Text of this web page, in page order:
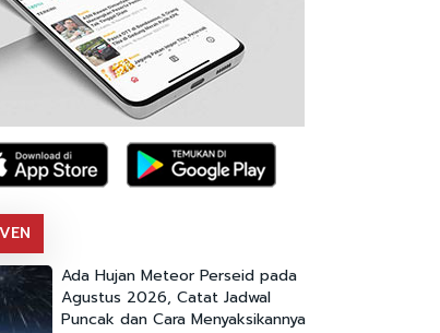
Ada Hujan Meteor Perseid pada
Agustus 2026, Catat Jadwal
Puncak dan Cara Menyaksikannya